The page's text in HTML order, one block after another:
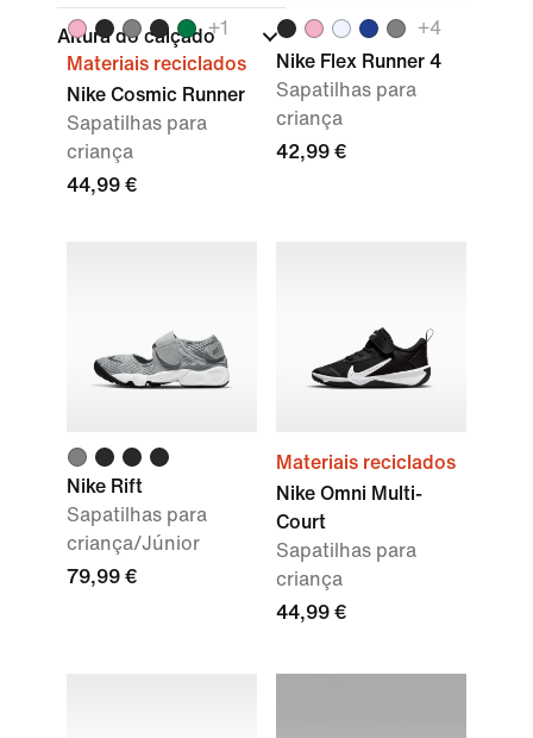
Altura do calçado+1
Materiais reciclados
Nike Cosmic Runner
Sapatilhas para
criança
44,99 €
+4
Nike Flex Runner 4
Sapatilhas para
criança
42,99 €
Nike Rift
Sapatilhas para
criança/Júnior
79,99 €
Materiais reciclados
Nike Omni Multi-
Court
Sapatilhas para
criança
44,99 €